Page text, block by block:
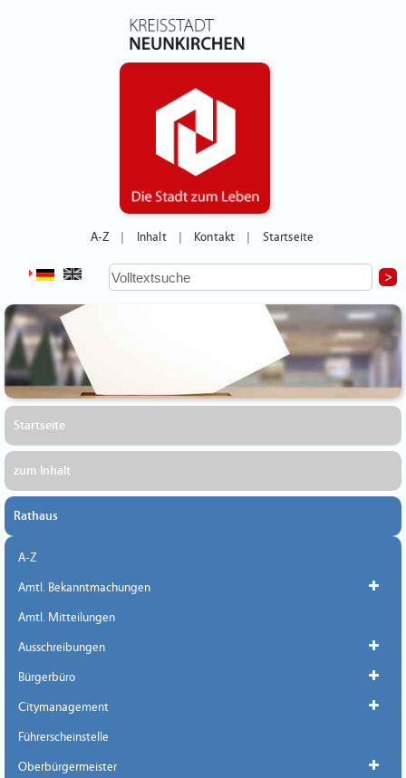
A-Z Inhalt Kontakt Startseite
Startseite
zum Inhalt
Rathaus
A-Z
Amtl. Bekanntmachungen
Amtl. Mitteilungen
Ausschreibungen
Bürgerbüro
Citymanagement
Führerscheinstelle
Oberbürgermeister